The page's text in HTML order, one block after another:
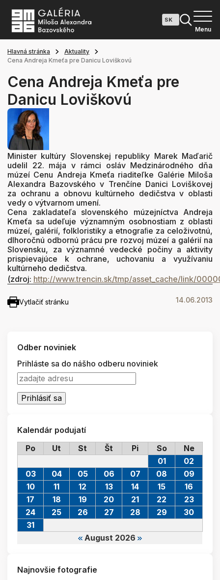
Menu
Hlavná stránka
Aktuality
Cena Andreja Kmeťa pre Danicu Loviškovú
Cena Andreja Kmeťa pre
Danicu Loviškovú
Minister kultúry Slovenskej republiky Marek Maďarič
udelil 22. mája v rámci osláv Medzinárodného dňa
múzeí Cenu Andreja Kmeťa riaditeľke Galérie Miloša
Alexandra Bazovského v Trenčíne Danici Loviškovej
za ochranu a obnovu kultúrneho dedičstva v oblasti
vedy o výtvarnom umení.
Cena zakladateľa slovenského múzejníctva Andreja
Kmeťa sa udeľuje významným osobnostiam z oblasti
múzeí, galérií, folkloristiky a etnograﬁe za celoživotnú,
dlhoročnú odbornú prácu pre rozvoj múzeí a galérií na
Slovensku, za významné vedecké počiny a aktivity
prispievajúce k ochrane, uchovaniu a využívaniu
kultúrneho dedičstva.
(zdroj: http://www.trencin.sk/tmp/asset_cache/link/
Vytlačiť stránku 14.06.2013
Odber noviniek
Prihláste sa do nášho odberu noviniek
Kalendár podujatí
Po
Ut St Št Pi So Ne
August 2026
01
02
03
04 05 06 07 08
09
10
11 12 13 14 15
16
17
18 19 20 21 22
23
24
25 26 27 28 29
30
31
Najnovšie fotografie